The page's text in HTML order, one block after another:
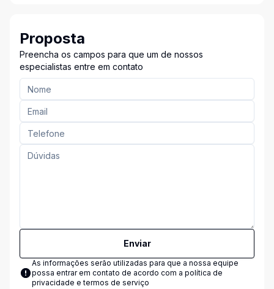
Proposta
Preencha os campos para que um de nossos
especialistas entre em contato
Enviar
As informações serão utilizadas para que a nossa equipe
possa entrar em contato de acordo com a política de
privacidade e termos de serviço